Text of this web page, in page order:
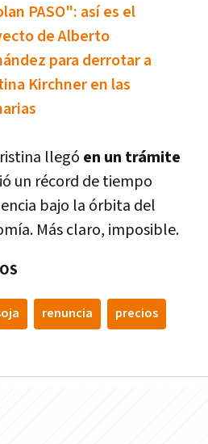
PASO": así es el
de Alberto
para derrotar a
Kirchner en las
llegó en un trámite
un récord de tiempo
bajo la órbita del
Más claro, imposible.
renuncia precios